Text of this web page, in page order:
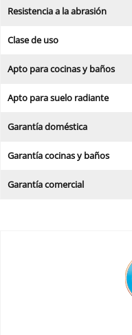
Resistencia a la abrasión
Clase de uso
Apto para cocinas y baños
Apto para suelo radiante
Garantía doméstica
Garantía cocinas y baños
Garantía comercial